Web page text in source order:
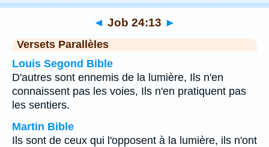
◄ Job 24:13 ►
Versets Parallèles
Louis Segond Bible
D'autres sont ennemis de la lumière, Ils n'en
connaissent pas les voies, Ils n'en pratiquent pas
les sentiers.
Martin Bible
Ils sont de ceux qui l'opposent à la lumière, ils n'ont